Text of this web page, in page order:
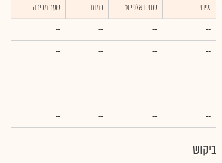
שינוי ₪ שווי באלפי כמות
שער מכירה
--
--
--
--
--
--
--
--
--
--
--
--
--
--
--
--
--
--
--
--
ביקוש